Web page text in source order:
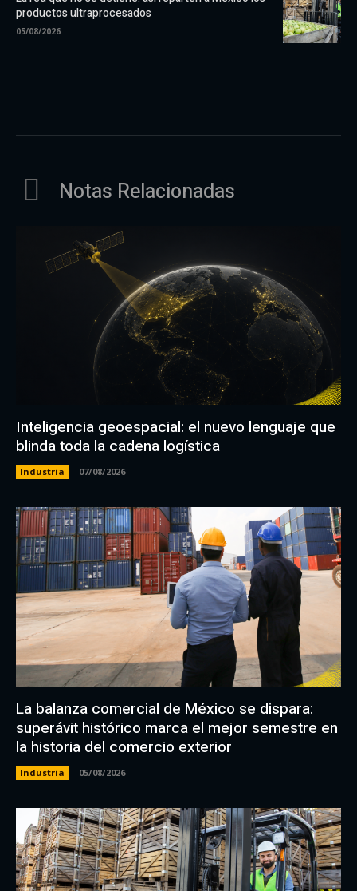
productos ultraprocesados
05/08/2026
Notas Relacionadas
Inteligencia geoespacial: el nuevo lenguaje que
blinda toda la cadena logística
Industria 07/08/2026
La balanza comercial de México se dispara:
superávit histórico marca el mejor semestre en
la historia del comercio exterior
Industria 05/08/2026